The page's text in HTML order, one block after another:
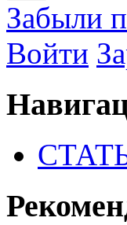
Забыли
Войти